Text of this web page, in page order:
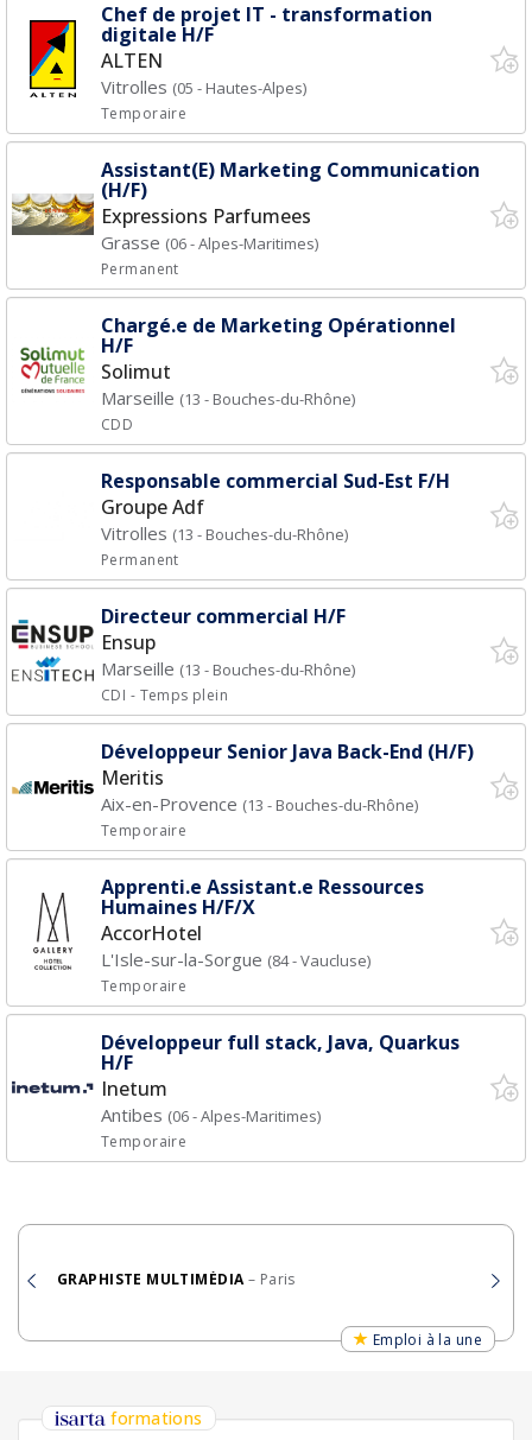
Chef de projet IT - transformation
digitale H/F
ALTEN
Vitrolles (05 - Hautes-Alpes)
Temporaire
Assistant(E) Marketing Communication
(H/F)
Expressions Parfumees
Grasse (06 - Alpes-Maritimes)
Permanent
Chargé.e de Marketing Opérationnel
H/F
Solimut
Marseille (13 - Bouches-du-Rhône)
CDD
Responsable commercial Sud-Est F/H
Groupe Adf
Vitrolles (13 - Bouches-du-Rhône)
Permanent
Directeur commercial H/F
Ensup
Marseille (13 - Bouches-du-Rhône)
CDI - Temps plein
Développeur Senior Java Back-End (H/F)
Meritis
Aix-en-Provence (13 - Bouches-du-Rhône)
Temporaire
Apprenti.e Assistant.e Ressources
Humaines H/F/X
AccorHotel
L'Isle-sur-la-Sorgue (84 - Vaucluse)
Temporaire
Développeur full stack, Java, Quarkus
H/F
Inetum
Antibes (06 - Alpes-Maritimes)
Temporaire
GRAPHISTE MULTIMÉDIA– Paris
Emploi à la une
formations